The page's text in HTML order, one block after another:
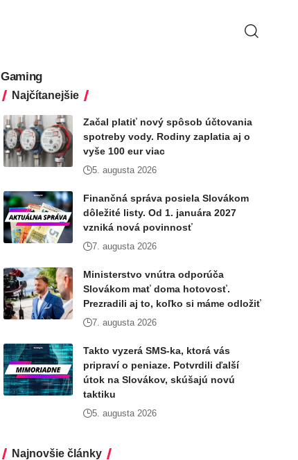
Gaming
Najčítanejšie
Začal platiť nový spôsob účtovania
spotreby vody. Rodiny zaplatia aj o
vyše 100 eur viac
5. augusta 2026
Finančná správa posiela Slovákom
dôležité listy. Od 1. januára 2027
vzniká nová povinnosť
7. augusta 2026
Ministerstvo vnútra odporúča
Slovákom mať doma hotovosť.
Prezradili aj to, koľko si máme odložiť
7. augusta 2026
Takto vyzerá SMS-ka, ktorá vás
pripraví o peniaze. Potvrdili ďalší
útok na Slovákov, skúšajú novú
taktiku
5. augusta 2026
Najnovšie články